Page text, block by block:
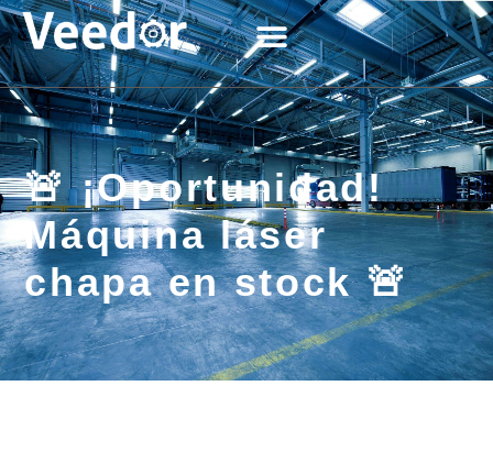
🚨 ¡Oportunidad!
Máquina láser
chapa en stock 🚨